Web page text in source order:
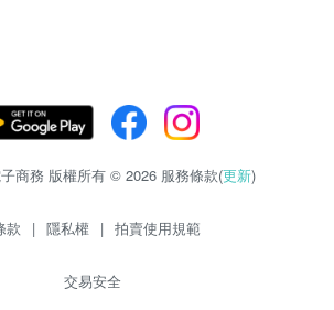
商務 版權所有 © 2026 服務條款(更新)
款 | 隱私權 | 拍賣使用規範
交易安全